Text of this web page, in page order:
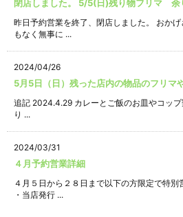
閉店しました。 5/5(日)残り物フリマ 余
昨日予約営業を終了、閉店しました。 おか
もなく無事に ...
2024/04/26
5月5日（日）残った店内の物品のフリマ
追記 2024.4.29 カレーとご飯のお皿やコッ
り ...
2024/03/31
４月予約営業詳細
４月５日から２８日まで以下の方限定で特別
・当店発行 ...